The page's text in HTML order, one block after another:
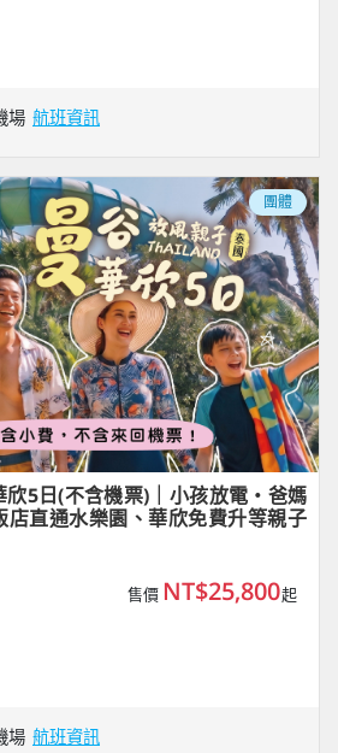
場 航班資訊
團體
欣5日(不含機票)｜小孩放電・爸媽
店直通水樂園、華欣免費升等親子
售價 NT$25,800起
場 航班資訊